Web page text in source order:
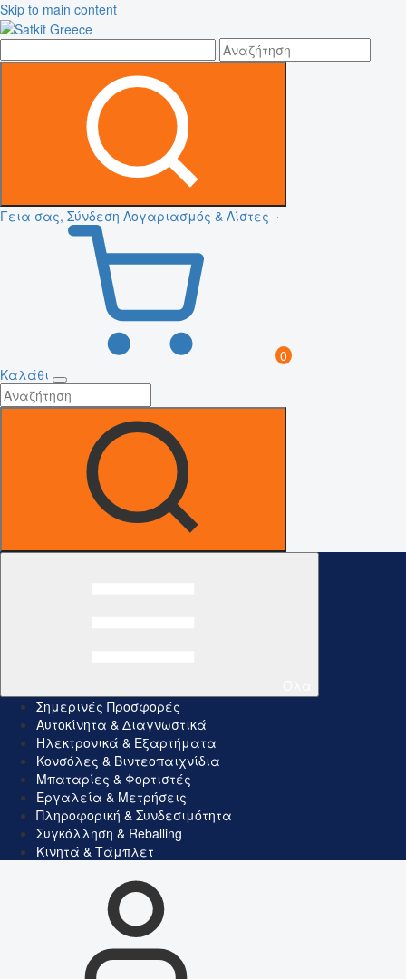
Skip to main content
Γεια σας, Σύνδεση Λογαριασμός & Λίστες
0
Καλάθι
Σημερινές Προσφορές
Αυτοκίνητα & Διαγνωστικά
Ηλεκτρονικά & Εξαρτήματα
Κονσόλες & Βιντεοπαιχνίδια
Μπαταρίες & Φορτιστές
Εργαλεία & Μετρήσεις
Πληροφορική & Συνδεσιμότητα
Συγκόλληση & Reballing
Κινητά & Τάμπλετ